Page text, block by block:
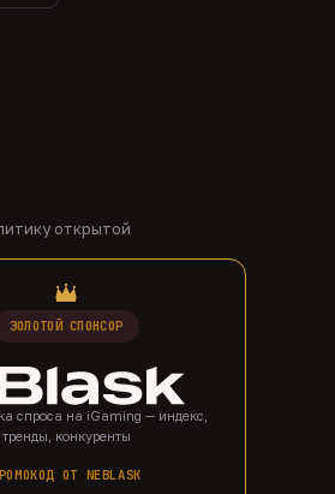
открытой
ЗОЛОТОЙ СПОНСОР
спроса на iGaming — индекс,
тренды, конкуренты
ОТ NEBLASK